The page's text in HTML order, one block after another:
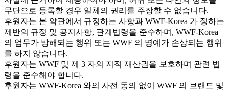
무단으로 등록할 경우 일체의 권리를 주장할 수 없습니다.
후원자는 본 약관에서 규정하는 사항과 WWF-Korea 가 정하는
제반의 규정 및 공지사항, 관계법령을 준수하며, WWF-Korea
의 업무가 방해되는 행위 또는 WWF 의 명예가 손상되는 행위
를 하지 않습니다.
후원자는 WWF 및 제 3 자의 지적 재산권을 보호하며 관련 법
령을 준수해야 합니다.
후원자는 WWF-Korea 와의 사전 동의 없이 WWF 의 브랜드 및